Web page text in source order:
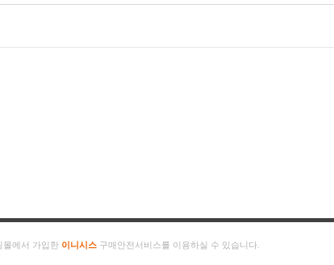
몰에서 가입한 이니시스 구매안전서비스를 이용하실 수 있습니다.